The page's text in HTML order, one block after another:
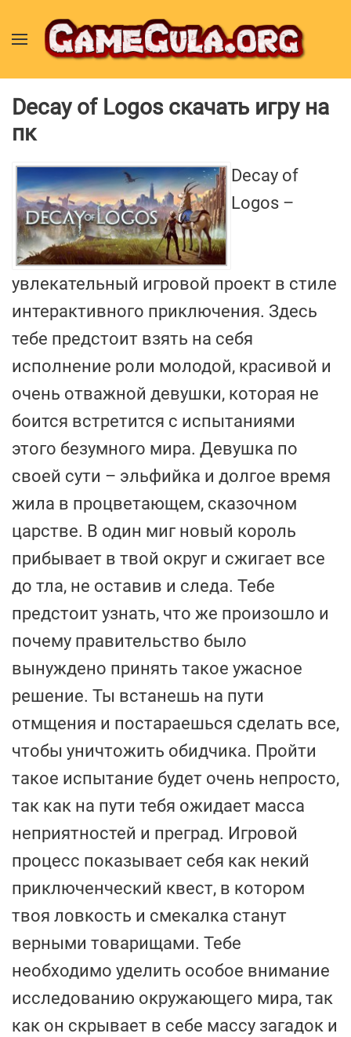
Decay of Logos скачать игру на
пк
Decay of
Logos –
увлекательный игровой проект в стиле
интерактивного приключения. Здесь
тебе предстоит взять на себя
исполнение роли молодой, красивой и
очень отважной девушки, которая не
боится встретится с испытаниями
этого безумного мира. Девушка по
своей сути – эльфийка и долгое время
жила в процветающем, сказочном
царстве. В один миг новый король
прибывает в твой округ и сжигает все
до тла, не оставив и следа. Тебе
предстоит узнать, что же произошло и
почему правительство было
вынуждено принять такое ужасное
решение. Ты встанешь на пути
отмщения и постараешься сделать все,
чтобы уничтожить обидчика. Пройти
такое испытание будет очень непросто,
так как на пути тебя ожидает масса
неприятностей и преград. Игровой
процесс показывает себя как некий
приключенческий квест, в котором
твоя ловкость и смекалка станут
верными товарищами. Тебе
необходимо уделить особое внимание
исследованию окружающего мира, так
как он скрывает в себе массу загадок и